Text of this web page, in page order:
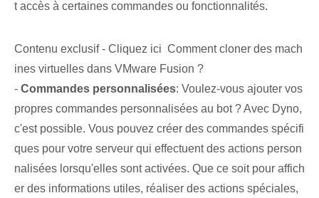
t accès à certaines commandes ou fonctionnalités.
Contenu exclusif - Cliquez ici Comment cloner des mach
ines virtuelles dans VMware Fusion ?
-⁣ Commandes personnalisées: Voulez-vous ajouter vos
propres commandes personnalisées au bot ? Avec Dyno,
c'est possible. Vous pouvez créer⁤ des commandes spécifi
ques pour votre serveur qui effectuent des actions person
nalisées lorsqu'elles sont activées. Que ce soit pour affich
er des informations utiles, réaliser des actions spéciales,